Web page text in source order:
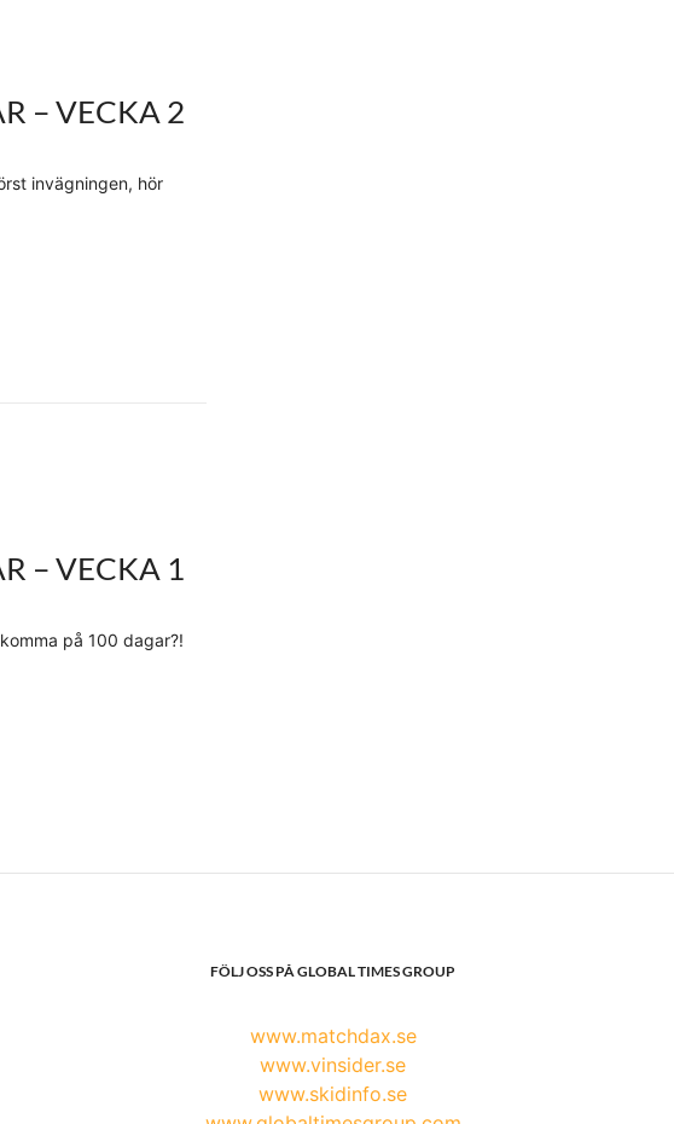
– VECKA 2
invägningen, hör
– VECKA 1
på 100 dagar?!
FÖLJ OSS PÅ GLOBAL TIMES GROUP
www.matchdax.se
www.vinsider.se
www.skidinfo.se